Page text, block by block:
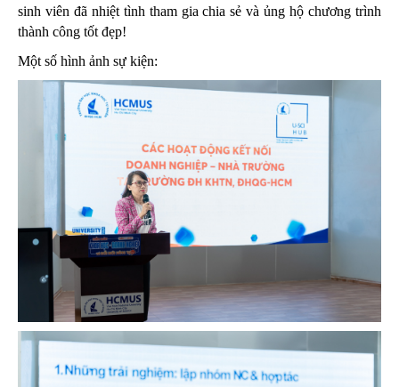
sinh viên đã nhiệt tình tham gia chia sẻ và ủng hộ chương trình
thành công tốt đẹp!
Một số hình ảnh sự kiện: